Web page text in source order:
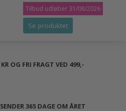
Tilbud udløber 31/08/2026
Se produktet
OG FRI FRAGT VED 499,-
365 DAGE OM ÅRET